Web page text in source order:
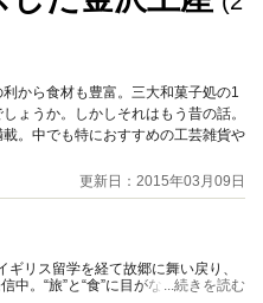
から食材も豊富。三大和菓子処の1
ょうか。しかしそれはもう昔の話。
。中でも特におすすめの工芸雑貨や
更新日：2015年03月09日
リス留学を経て故郷に舞い戻り、
。“旅”と“食”に目がない超甘党の
...続きを読む